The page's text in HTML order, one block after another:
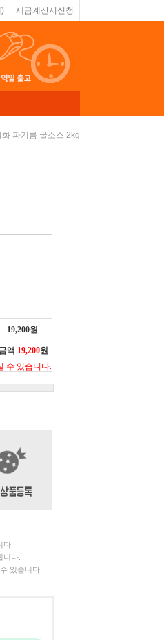
) 세금계산서신청
파기름 굴소스 2kg
19,200원
액 19,200원
수 있습니다.
다.
니다.
있습니다.